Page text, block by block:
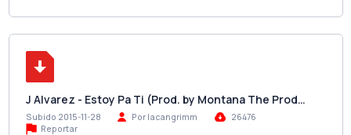
J Alvarez - Estoy Pa Ti (Prod. by Montana The Prod…
Subido 2015-11-28 Por lacangrimm
26476
Reportar